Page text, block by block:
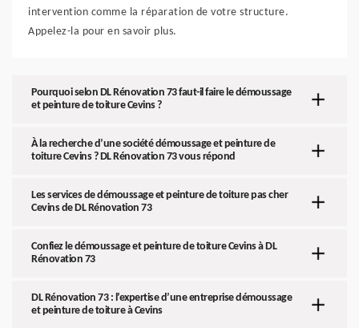
intervention comme la réparation de votre structure.
Appelez-la pour en savoir plus.
Pourquoi selon DL Rénovation 73 faut-il faire le démoussage
et peinture de toiture Cevins ?
À la recherche d’une société démoussage et peinture de
toiture Cevins ? DL Rénovation 73 vous répond
Les services de démoussage et peinture de toiture pas cher
Cevins de DL Rénovation 73
Confiez le démoussage et peinture de toiture Cevins à DL
Rénovation 73
DL Rénovation 73 : l’expertise d’une entreprise démoussage
et peinture de toiture à Cevins